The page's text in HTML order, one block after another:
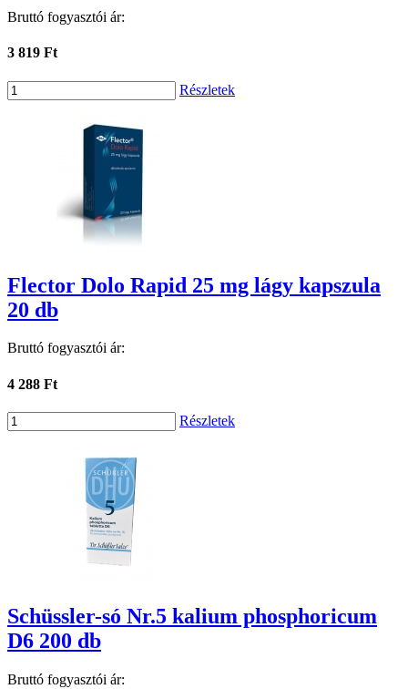
Bruttó fogyasztói ár:
3 819 Ft
Részletek
Flector Dolo Rapid 25 mg lágy kapszula
20 db
Bruttó fogyasztói ár:
4 288 Ft
Részletek
Schüssler-só Nr.5 kalium phosphoricum
D6 200 db
Bruttó fogyasztói ár: